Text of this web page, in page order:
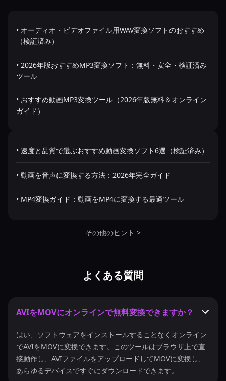
• オーディオ・ビデオファイル用WAV変換ソフトのおすすめ
（検証済み）
• 2026年版おすすめMP3変換ソフト：無料・安全・検証済み
ツール
• おすすめ動画MP3変換ツール（2026年版無料＆オンライン
ガイド）
• 速度と品質で選ぶおすすめ動画変換ソフト6選（検証済み）
• 動画を音声に変換する方法：2026年完全ガイド
• MP4変換ガイド：動画をMP4に変換する最適ツール
その他のヒント >
よくある質問
AVIをMOVにオンラインで無料変換できますか？
はい、ソフトウェアをインストールすることなくオンライン
でAVIをMOVに変換できます。このツールはブラウザ上で直
接動作し、AVIファイルをアップロードしてMOVに変換し、
あらゆるデバイスですぐにダウンロードできます。